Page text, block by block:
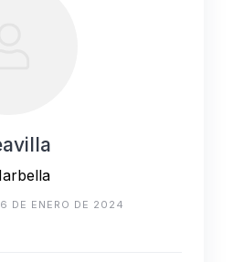
DE ENERO DE 2024